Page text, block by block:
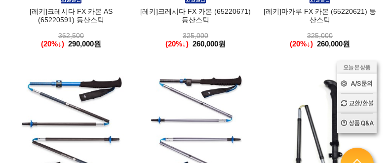
[레키]크레시다 FX 카본 AS
(65220591) 등산스틱
362,500
(20%↓) 290,000원
[레키]크레시다 FX 카본 (65220671)
등산스틱
325,000
(20%↓) 260,000원
[레키]마카루 FX 카본 (65220621) 등
산스틱
325,000
(20%↓) 260,000원